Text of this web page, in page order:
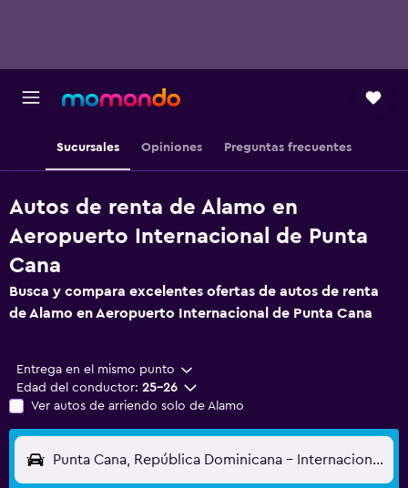
Sucursales Opiniones Preguntas frecuentes
Autos de renta de Alamo en
Aeropuerto Internacional de Punta
Cana
Busca y compara excelentes ofertas de autos de renta
de Alamo en Aeropuerto Internacional de Punta Cana
Entrega en el mismo punto
Edad del conductor: 25-26
Ver autos de arriendo solo de Alamo
Punta Cana, República Dominicana - Internacional de Punta Cana (PUJ)